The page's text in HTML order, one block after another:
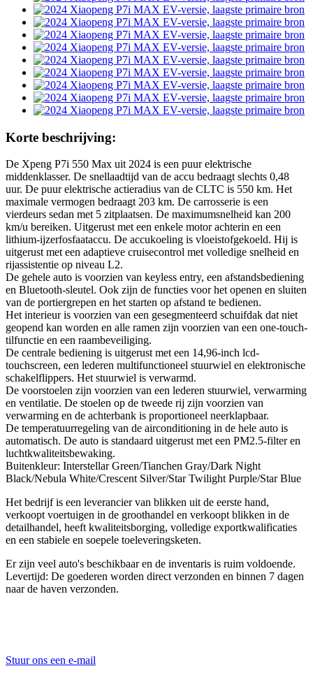
Korte beschrijving:
De Xpeng P7i 550 Max uit 2024 is een puur elektrische
middenklasser. De snellaadtijd van de accu bedraagt ​​slechts 0,48
uur. De puur elektrische actieradius van de CLTC is 550 km. Het
maximale vermogen bedraagt ​​203 km. De carrosserie is een
vierdeurs sedan met 5 zitplaatsen. De maximumsnelheid kan 200
km/u bereiken. Uitgerust met een enkele motor achterin en een
lithium-ijzerfosfaataccu. De accukoeling is vloeistofgekoeld. Hij is
uitgerust met een adaptieve cruisecontrol met volledige snelheid en
rijassistentie op niveau L2.
De gehele auto is voorzien van keyless entry, een afstandsbediening
en Bluetooth-sleutel. Ook zijn de functies voor het openen en sluiten
van de portiergrepen en het starten op afstand te bedienen.
Het interieur is voorzien van een gesegmenteerd schuifdak dat niet
geopend kan worden en alle ramen zijn voorzien van een one-touch-
tilfunctie en een raambeveiliging.
De centrale bediening is uitgerust met een 14,96-inch lcd-
touchscreen, een lederen multifunctioneel stuurwiel en elektronische
schakelflippers. Het stuurwiel is verwarmd.
De voorstoelen zijn voorzien van een lederen stuurwiel, verwarming
en ventilatie. De stoelen op de tweede rij zijn voorzien van
verwarming en de achterbank is proportioneel neerklapbaar.
De temperatuurregeling van de airconditioning in de hele auto is
automatisch. De auto is standaard uitgerust met een PM2.5-filter en
luchtkwaliteitsbewaking.
Buitenkleur: Interstellar Green/Tianchen Gray/Dark Night
Black/Nebula White/Crescent Silver/Star Twilight Purple/Star Blue
Het bedrijf is een leverancier van blikken uit de eerste hand,
verkoopt voertuigen in de groothandel en verkoopt blikken in de
detailhandel, heeft kwaliteitsborging, volledige exportkwalificaties
en een stabiele en soepele toeleveringsketen.
Er zijn veel auto's beschikbaar en de inventaris is ruim voldoende.
Levertijd: De goederen worden direct verzonden en binnen 7 dagen
naar de haven verzonden.
Stuur ons een e-mail